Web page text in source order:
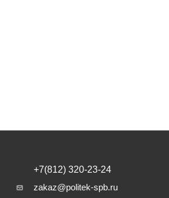
+7(812) 320-23-24
zakaz@politek-spb.ru